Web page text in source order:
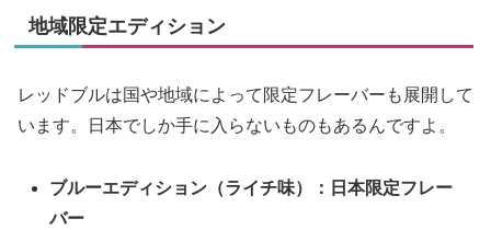
地域限定エディション
レッドブルは国や地域によって限定フレーバーも展開して
います。日本でしか手に入らないものもあるんですよ。
ブルーエディション（ライチ味）：日本限定フレー
バー